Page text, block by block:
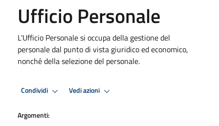
Ufficio Personale
L'Ufficio Personale si occupa della gestione del
personale dal punto di vista giuridico ed economico,
nonché della selezione del personale.
Condividi Vedi azioni
Argomenti: